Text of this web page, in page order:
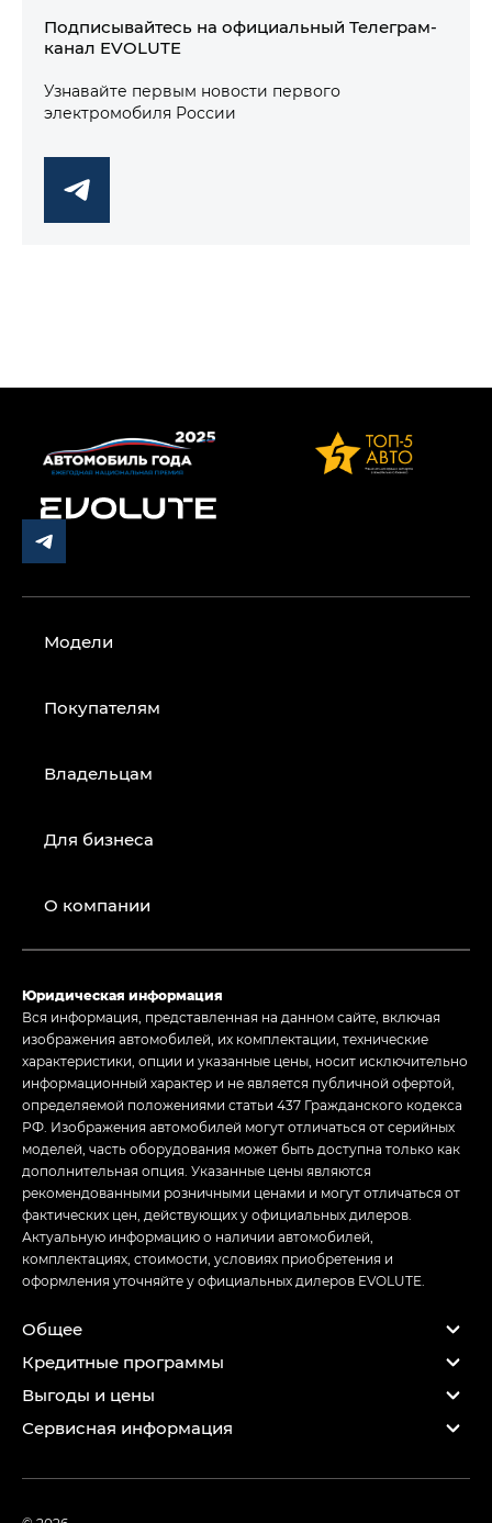
Подписывайтесь на официальный Телеграм-
канал EVOLUTE
Узнавайте первым новости первого
электромобиля России
Модели
Покупателям
Владельцам
Для бизнеса
О компании
Юридическая информация
Вся информация, представленная на данном сайте, включая
изображения автомобилей, их комплектации, технические
характеристики, опции и указанные цены, носит исключительно
информационный характер и не является публичной офертой,
определяемой положениями статьи 437 Гражданского кодекса
РФ. Изображения автомобилей могут отличаться от серийных
моделей, часть оборудования может быть доступна только как
дополнительная опция. Указанные цены являются
рекомендованными розничными ценами и могут отличаться от
фактических цен, действующих у официальных дилеров.
Актуальную информацию о наличии автомобилей,
комплектациях, стоимости, условиях приобретения и
оформления уточняйте у официальных дилеров EVOLUTE.
Общее
Кредитные программы
Выгоды и цены
Сервисная информация